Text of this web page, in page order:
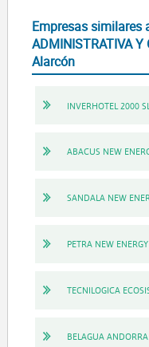
Empresas similares
ADMINISTRATIVA Y
Alarcón
INVERHOTEL 2000 SL
ABACUS NEW
SANDALA NEW
PETRA NEW
TECNILOGICA
BELAGUA